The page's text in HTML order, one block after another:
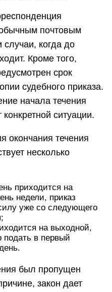
почтовым
когда до
Кроме того,
срок
судебного приказа.
начала течения
ситуации.
окончания течения
несколько
приходится на
недели, приказ
уже со следующего
на выходной,
в первый
был пропущен
закон дает